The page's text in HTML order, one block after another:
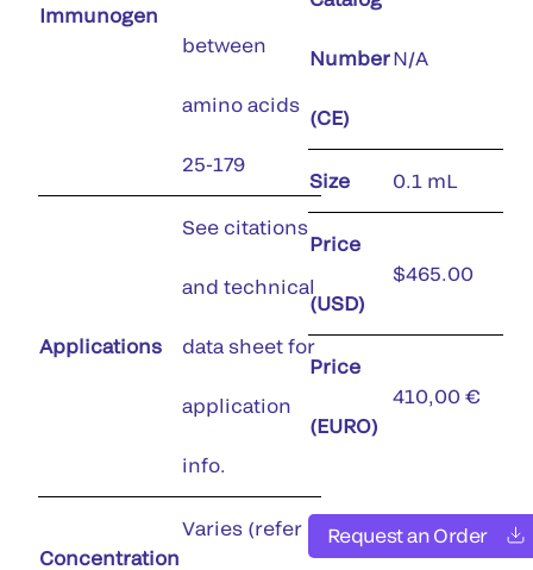
Immunogen
between
amino acids
25-179
Applications
See citations
and technical
data sheet for
application
info.
Concentration
Varies (refer
Number
(CE)
N/A
Size 0.1 mL
Price
(USD)
$465.00
Price
(EURO)
410,00 €
Request an Order